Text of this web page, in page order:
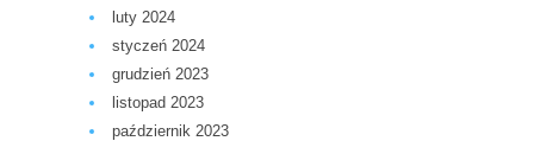
luty 2024
styczeń 2024
grudzień 2023
listopad 2023
październik 2023